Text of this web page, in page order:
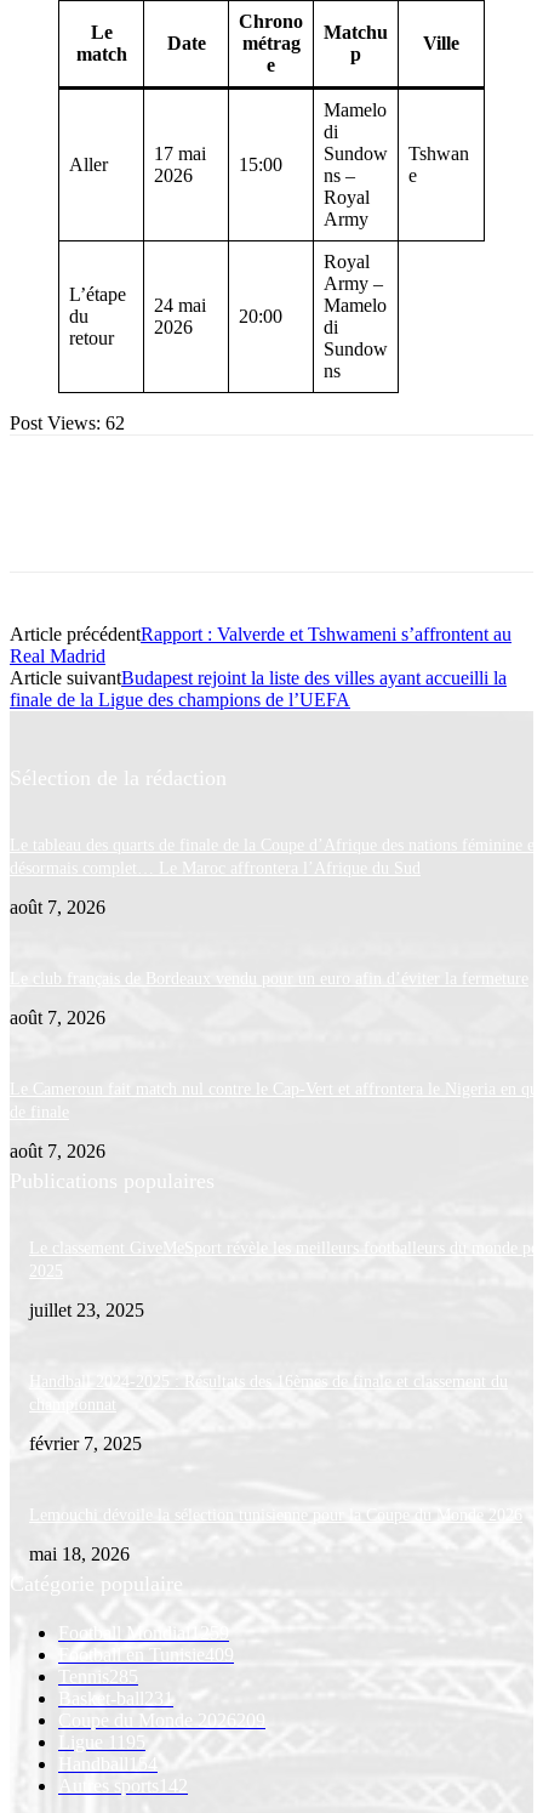
Le
match
Date
Chrono
métrag
e
Matchu
p
Ville
Aller
17 mai
2026
15:00
Mamelo
di
Sundow
ns –
Royal
Army
Tshwan
e
L’étape
du
retour
24 mai
2026
20:00
Royal
Army –
Mamelo
di
Sundow
ns
Post Views: 62
Article précédentRapport : Valverde et Tshwameni s’affrontent au
Real Madrid
Article suivantBudapest rejoint la liste des villes ayant accueilli la
finale de la Ligue des champions de l’UEFA
Sélection de la rédaction
Le tableau des quarts de finale de la Coupe d’Afrique des nations féminine
désormais complet… Le Maroc affrontera l’Afrique du Sud
août 7, 2026
Le club français de Bordeaux vendu pour un euro afin d’éviter la fermeture
août 7, 2026
Le Cameroun fait match nul contre le Cap-Vert et affrontera le Nigeria en
de finale
août 7, 2026
Publications populaires
Le classement GiveMeSport révèle les meilleurs footballeurs du monde
2025
juillet 23, 2025
Handball 2024-2025 : Résultats des 16èmes de finale et classement du
championnat
février 7, 2025
Lemouchi dévoile la sélection tunisienne pour la Coupe du Monde 2026
mai 18, 2026
Catégorie populaire
Football Mondial
1259
Football en Tunisie 409
Tennis
285
Basket-ball
231
Coupe du Monde 2026 209
Ligue 1
195
Handball
154
Autres sports 142